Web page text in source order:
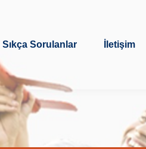
Sıkça Sorulanlar İletişim